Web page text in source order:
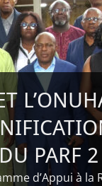
PARF 2
d’Appui à la